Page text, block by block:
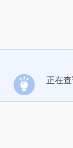
正在